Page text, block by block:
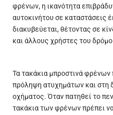
φρένων, η ικανότητα
αυτοκινήτου σε καταστάσεις
διακυβεύεται, θέτοντας σε
και άλλους χρήστες του
Τα τακάκια μπροστινά φρένων
πρόληψη ατυχημάτων και στη
οχήματος. Όταν πατηθεί το
τακάκια των φρένων πρέπει